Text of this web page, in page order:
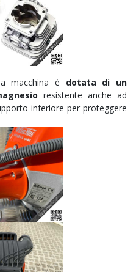
macchina è dotata di un
resistente anche ad
inferiore per proteggere